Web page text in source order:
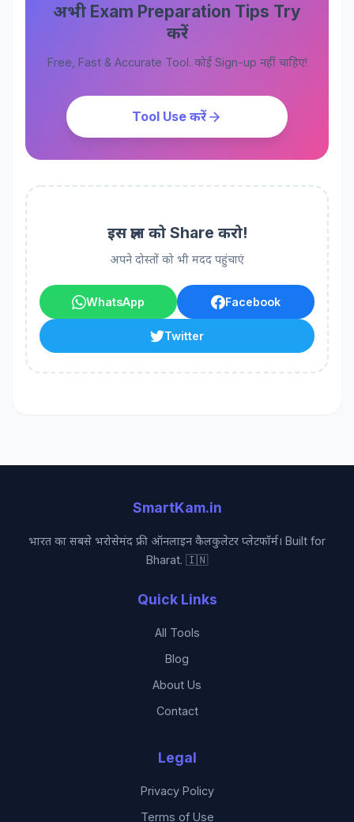
अभी Exam Preparation Tips Try
करें
Free, Fast & Accurate Tool. कोई Sign-up नहीं चाहिए!
Tool Use करें
इस ज्ञान को Share करो!
अपने दोस्तों को भी मदद पहुंचाएं
WhatsApp Facebook
Twitter
SmartKam.in
भारत का सबसे भरोसेमंद फ्री ऑनलाइन कैलकुलेटर प्लेटफॉर्म। Built for
Bharat. 🇮🇳
Quick Links
All Tools
Blog
About Us
Contact
Legal
Privacy Policy
Terms of Use